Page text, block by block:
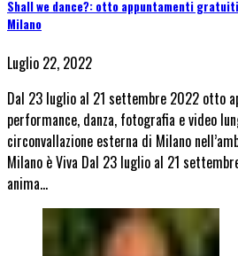
Shall we dance?: otto appuntamenti
Milano
Luglio 22, 2022
Dal 23 luglio al 21 settembre 2022 otto
performance, danza, fotografia e video
circonvallazione esterna di Milano
Milano è Viva Dal 23 luglio al 21
anima…